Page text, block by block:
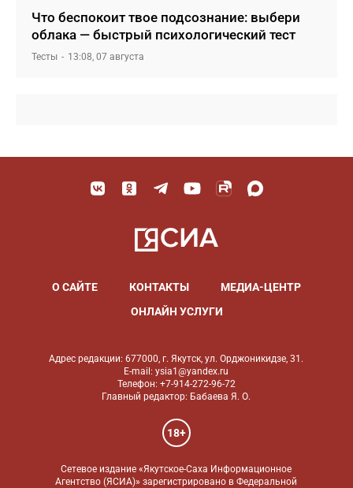
Что беспокоит твое подсознание: выбери
облака — быстрый психологический тест
Тесты 13:08, 07 августа
О САЙТЕ КОНТАКТЫ
МЕДИА-ЦЕНТР
ОНЛАЙН УСЛУГИ
Адрес редакции: 677000, г. Якутск, ул. Орджоникидзе, 31.
E-mail: ysia1@yandex.ru
Телефон: +7-914-272-96-72
Главный редактор: Бабаева Я. О.
18+
Сетевое издание «Якутское-Саха Информационное
Агентство (ЯСИА)» зарегистрировано в Федеральной